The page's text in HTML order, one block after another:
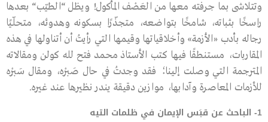
وتتلاشى بما جرفته معها من العَصْف المأكول! ويظل “الطيّب“ بعدها
راسخًا بثباته، شامخًا بتواضعه، متجذّرًا بسكونه وهدوئه، متحلّيًا
رجاله بأدب «الأزمة» وأخلاقياتها وقيمها التي رأيتُ أن أتناولها في هذه
المقاربات، مستنطقًا فيها كتب الأستاذ محمد فتح ﷲ كولن ومقالاته
المترجمة التي وصلت إلينا؛ فقد وجدتُ في حال صَبْره، ومقال سَبْرِه
للأزمات المعاصرة وآدابها، موازين دقيقة يندر نظيرها عند غيره.
1- الباحث عن قبَس الإيمان في ظلمات التيه